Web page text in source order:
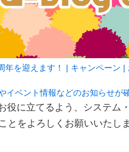
年を迎えます！ | キャンペーン
イベント情報などのお知らせが
役に立てるよう、システム
とをよろしくお願いいたしま